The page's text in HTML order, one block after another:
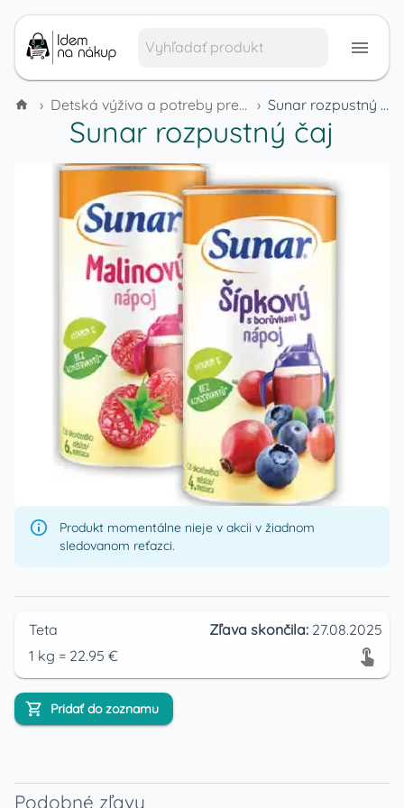
› Detská výživa a potreby pre deti › Sunar rozpustný čaj
Sunar rozpustný čaj
Produkt momentálne nieje v akcii v žiadnom
sledovanom reťazci.
Teta Zľava skončila: 27.08.2025
1 kg = 22.95 €
Pridať do zoznamu
Podobné zľavy